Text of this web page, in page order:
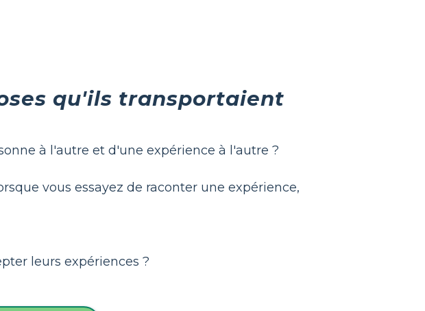
qu'ils transportaient
à l'autre et d'une expérience à l'autre ?
vous essayez de raconter une expérience,
leurs expériences ?